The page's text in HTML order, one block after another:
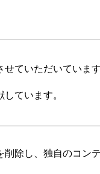
ていただいていま
ています。
削除し、独自のコン